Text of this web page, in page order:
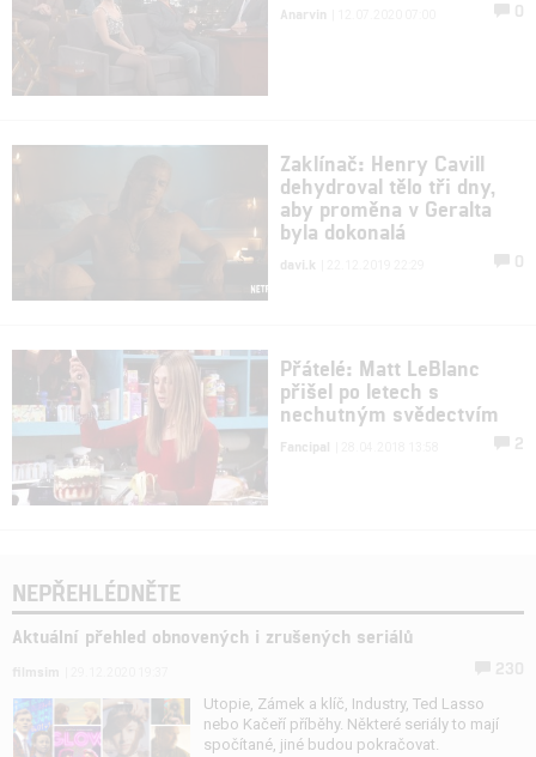
Anarvin 0
Zaklínač: Henry Cavill
dehydroval tělo tři dny,
aby proměna v Geralta
byla dokonalá
davi.k 0
Přátelé: Matt LeBlanc
přišel po letech s
nechutným svědectvím
Fancipal 2
NEPŘEHLÉDNĚTE
Aktuální přehled obnovených i zrušených seriálů
Utopie, Zámek a klíč, Industry, Ted Lasso
nebo Kačeří příběhy. Některé seriály to mají
spočítané, jiné budou pokračovat.